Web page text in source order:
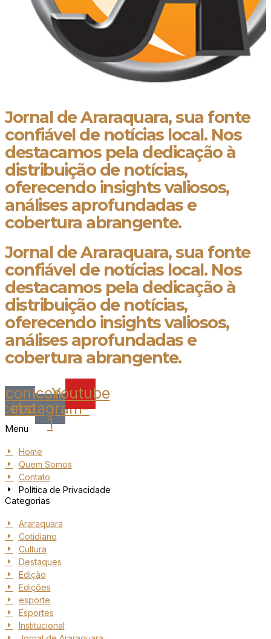
Jornal de Araraquara, sua fonte
confiável de notícias local. Nos
destacamos pela dedicação à
distribuição de notícias,
oferecendo insights valiosos,
análises aprofundadas e
cobertura abrangente.
Jornal de Araraquara, sua fonte
confiável de notícias local. Nos
destacamos pela dedicação à
distribuição de notícias,
oferecendo insights valiosos,
análises aprofundadas e
cobertura abrangente.
Icon-Icon-
instagram-
1
Youtube
Menu
Home
Quem Somos
Contato
Política de Privacidade
Categorias
Araraquara
Cotidiano
Cultura
Destaques
Edição
Edições
esporte
Esportes
Institucional